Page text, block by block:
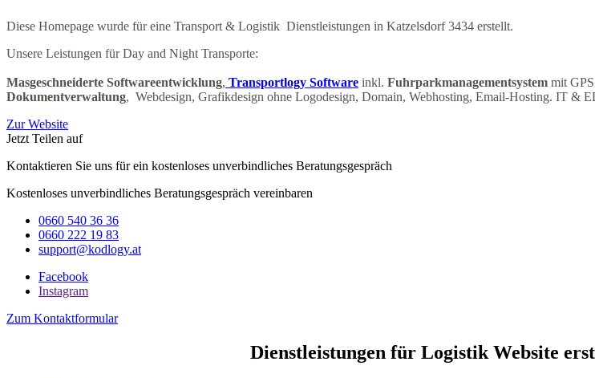
Diese Homepage wurde für eine Transport & Logistik Dienstleistungen in Katzelsdorf 3434 erstellt.
Unsere Leistungen für Day and Night Transporte:
Masgeschneiderte Softwareentwicklung, Transportlogy Software inkl. Fuhrparkmanagementsystem mit
Dokumentverwaltung, Webdesign, Grafikdesign ohne Logodesign, Domain, Webhosting, Email-Hosting. IT &
Zur Website
Jetzt Teilen auf
Kontaktieren Sie uns für ein kostenloses unverbindliches Beratungsgespräch
Kostenloses unverbindliches Beratungsgespräch vereinbaren
0660 540 36 36
0660 222 19 83
support@kodlogy.at
Facebook
Instagram
Zum Kontaktformular
Dienstleistungen für Logistik Website